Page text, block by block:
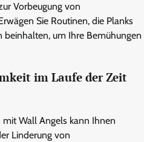
Vorbeugung von
Sie Routinen, die Planks
um Ihre Bemühungen
im Laufe der Zeit
Wall Angels kann Ihnen
Linderung von